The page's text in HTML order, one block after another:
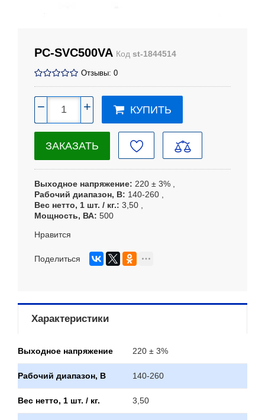
PC-SVC500VA Код st-1844514
Отзывы: 0
− + КУПИТЬ
ЗАКАЗАТЬ
Выходное напряжение 220 ± 3%
Рабочий диапазон, В
140-260
Вес нетто, 1 шт. / кг.
3,50
Мощность, ВА 500
Нравится
Поделиться
Характеристики
Выходное напряжение 220 ± 3%
Рабочий диапазон, В 140-260
Вес нетто, 1 шт. / кг. 3,50